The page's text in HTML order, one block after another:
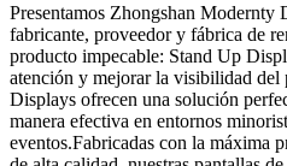
Presentamos Zhongshan
fabricante, proveedor y fábrica de
producto impecable: Stand Up
atención y mejorar la visibilidad del
Displays ofrecen una solución
manera efectiva en entornos
eventos.Fabricadas con la máxima